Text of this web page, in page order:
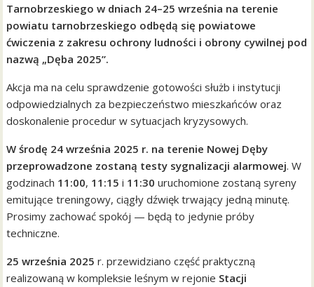
Tarnobrzeskiego w dniach 24–25 września na terenie
powiatu tarnobrzeskiego odbędą się powiatowe
ćwiczenia z zakresu ochrony ludności i obrony cywilnej pod
nazwą „Dęba 2025”.
Akcja ma na celu sprawdzenie gotowości służb i instytucji
odpowiedzialnych za bezpieczeństwo mieszkańców oraz
doskonalenie procedur w sytuacjach kryzysowych.
W środę 24 września 2025 r. na terenie Nowej Dęby
przeprowadzone zostaną testy sygnalizacji alarmowej. W
godzinach 11:00, 11:15 i 11:30 uruchomione zostaną syreny
emitujące treningowy, ciągły dźwięk trwający jedną minutę.
Prosimy zachować spokój — będą to jedynie próby
techniczne.
25 września 2025 r. przewidziano część praktyczną
realizowaną w kompleksie leśnym w rejonie Stacji